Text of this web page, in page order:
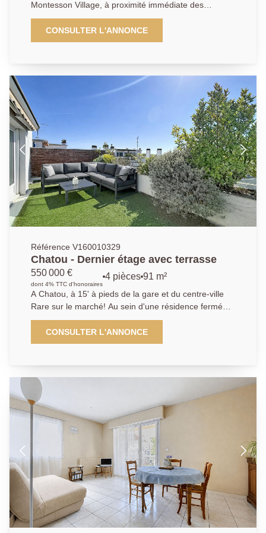
Montesson Village, à proximité immédiate des
commerces et en face de l'arrêt du bus. Il se compose
: Au rez-de-chaussée : d'un local commercial de
37.58m² avec vitrine sur rue, ainsi qu'un atelier,
carrez (103.83m² de surface au sol ), comprenant : un
palier desservant une cuisine équipée ouverte sur un
séjour lumineux le tout faisant de 23m² donnant accès
à une terrasse de 7.05m², un bureau de 8.35m² , une
chambre de 9m², une salle d'eau, une buanderie et
des toilettes séparées. À l'étage supérieur : deux
chambres avec poutres apparentes (22.36m² et
24.5m² de surface au sol), une seconde salle d'eau
avec WC. Une cave et un emplacement de
stationnement privatif complètent ce bien aux
multiples atouts et en bon état général. Possibilité
d'un revenu locatif pour l'appartement de 1350 euros
mensuel, le rapport locatif brut est d'environ 6%.
CONSULTER L'ANNONCE
Référence V160010329
Chatou - Dernier étage avec terrasse
550 000 €
dont 4% TTC d'honoraires
4 pièces 91 m²
A Chatou, à 15' à pieds de la gare et du centre-ville
Rare sur le marché! Au sein d'une résidence fermée
et sécurisée, L'Agence Principale vous propose, au
dernier étage avec ascenseur, cet appartement 4
pièces offrant une belle terrasse de 29m² exposée
ainsi que deux chambres, de 22 m² et 11 m². Un
espace bureau vous permettra de travailler depuis
chez vous. L'appartement offre de beaux volumes et
une superbe luminosité. Une cave, une place de
parking privative et un box complètent le bien.
CONSULTER L'ANNONCE